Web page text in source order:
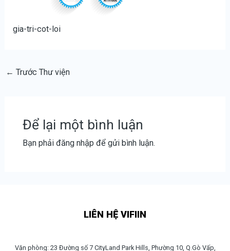
gia-tri-cot-loi
← Trước Thư viện
Để lại một bình luận
Bạn phải đăng nhậpđể gửi bình luận.
LIÊN HỆ VIFIIN
Văn phòng: 23 Đường số 7 CityLand Park Hills, Phường 10, Q.Gò Vấp,